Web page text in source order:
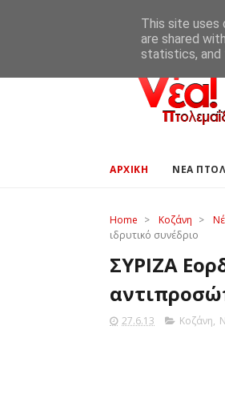
ΑΓΓΕΛΙΕΣ
ΑΡΧΙΚΗ ΝΕΑ
Home > Κοζάνη >
ιδρυτικό συνέδριο
ΣΥΡΙΖΑ
27.6.13 Κοζάνη,
This site uses
are shared
statistics, and